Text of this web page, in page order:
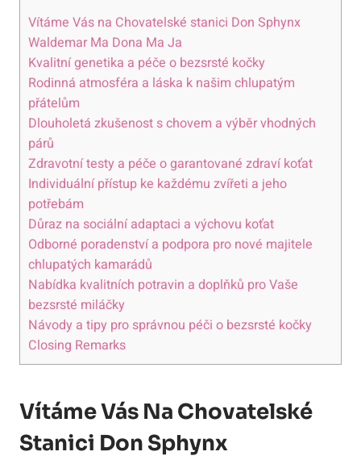
Vítáme Vás na Chovatelské stanici Don Sphynx
Waldemar⁤ Ma Dona Ma Ja
Kvalitní‌ genetika a péče‌ o bezsrsté kočky
Rodinná atmosféra a láska k našim chlupatým
přátelům
Dlouholetá zkušenost s chovem a výběr vhodných
‍párů
Zdravotní testy a péče o‌ garantované zdraví koťat
Individuální přístup ke každému zvířeti a jeho
potřebám
Důraz na sociální adaptaci a výchovu koťat
Odborné poradenství⁣ a podpora pro nové majitele
chlupatých kamarádů
Nabídka kvalitních potravin a doplňků pro Vaše
bezsrsté miláčky
Návody a tipy pro správnou​ péči o⁢ bezsrsté kočky
Closing Remarks
Vítáme Vás Na Chovatelské
Stanici Don Sphynx